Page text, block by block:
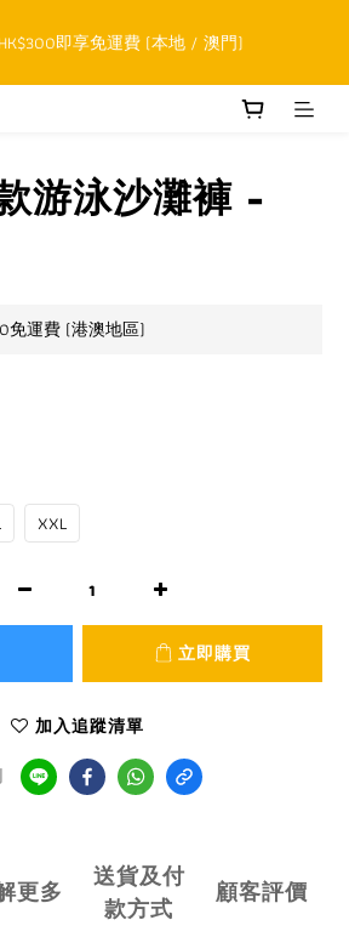
即享免運費 (本地 / 澳門)
網上VIP，下一訂單開始永久可享正價貨
APP取件通知功能將取代SMS短訊
游泳沙灘褲 -
免運費 (港澳地區)
XXL
立即購買
加入追蹤清單
更多
送貨及付
款方式
顧客評價